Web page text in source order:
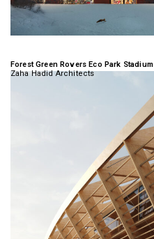
Forest Green Rovers Eco Park Stadium
Zaha Hadid Architects